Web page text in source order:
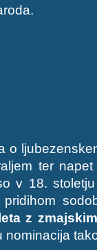
o
ter
v 18.
z